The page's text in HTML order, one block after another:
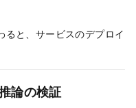
ると、サービスのデプロイ
論の検証